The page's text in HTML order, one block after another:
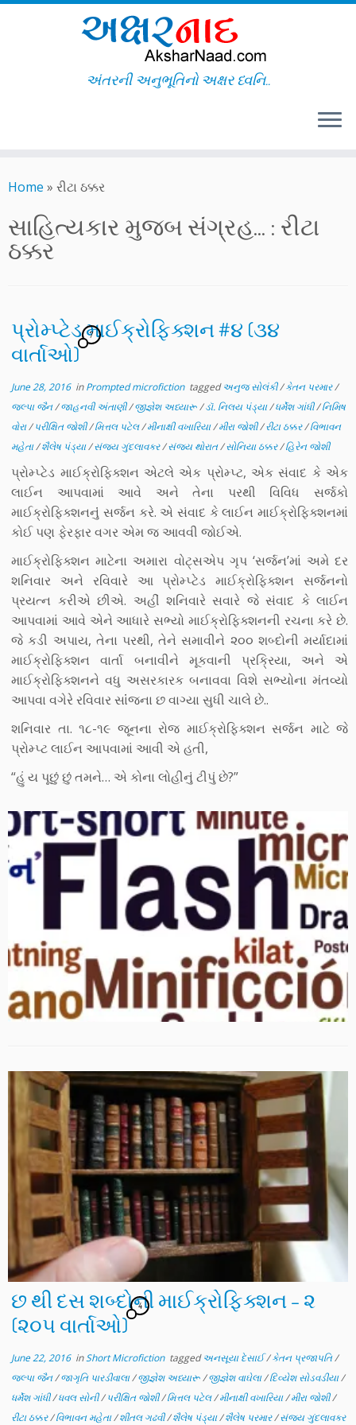
to
અંતરની અનુભૂતિનો અક્ષર ધ્વનિ..
Home » રીટા ઠક્કર
સાહિત્યકાર મુજબ સંગ્રહ... : રીટા
ઠક્કર
પ્રોમ્પ્ટેડ માઈક્રોફિક્શન #૪ (૩૪
વાર્તાઓ)
7
June 28, 2016inPrompted microfiction taggedઅનુજ સોલંકી/કેતન પરમાર/
જલ્પા જૈન/જાહનવી અંતાણી/જીજ્ઞેશ અધ્યારૂ/ડૉ. નિલય પંડ્યા/ધર્મેશ ગાંધી/નિમિષ
વોરા/પરીક્ષિત જોશી/મિત્તલ પટેલ/મીનાક્ષી વખારિયા/મીરા જોશી/રીટા ઠક્કર/વિભાવન
મહેતા/શૈલેષ પંડ્યા/સંજય ગુંદલાવકર/સંજય થોરાત/સોનિયા ઠક્કર/હિરેન જોશી
પ્રોમ્પ્ટેડ માઈક્રોફિક્શન એટલે એક પ્રોમ્પ્ટ, એક સંવાદ કે એક
લાઈન આપવામાં આવે અને તેના પરથી વિવિધ સર્જકો
માઈક્રોફિક્શનનુંં સર્જન કરે. એ સંવાદ કે લાઈન માઈક્રોફિક્શનમાં
કોઈ પણ ફેરફાર વગર એમ જ આવવી જોઈએ.
માઈક્રોફિક્શન માટેના અમારા વોટ્સએપ ગૃપ ‘સર્જન’માં અમે દર
શનિવાર અને રવિવારે આ પ્રોમ્પ્ટેડ માઈક્રોફિક્શન સર્જનનો
પ્રયત્ન કરીએ છીએ. અહીં શનિવારે સવારે જે સંવાદ કે લાઈન
આપવામાં આવે એને આધારે સભ્યો માઈક્રોફિક્શનની રચના કરે છે.
જે કડી અપાય, તેના પરથી, તેને સમાવીને ૨૦૦ શબ્દોની મર્યાદામાં
માઈક્રોફિક્શન વાર્તા બનાવીને મૂકવાની પ્રક્રિયા, અને એ
માઈક્રોફિક્શનને વધુ અસરકારક બનાવવા વિશે સભ્યોના મંતવ્યો
આપવા વગેરે રવિવાર સાંંજના છ વાગ્યા સુધી ચાલે છે..
શનિવાર તા. ૧૮-૧૯ જૂનના રોજ માઈક્રોફિક્શન સર્જન માટે જે
પ્રોમ્પ્ટ લાઈન આપવામાં આવી એ હતી,
“હું ય પૂછું છું તમને… એ કોના લોહીનું ટીપું છે?”
છ થી દસ શબ્દોની માઈક્રોફિક્શન – ૨
(૨૦૫ વાર્તાઓ)
4
June 22, 2016inShort Microfiction taggedઅનસૂયા દેસાઈ/કેતન પ્રજાપતિ/
જલ્પા જૈન/જાગૃતિ પારડીવાલા/જીજ્ઞેશ અધ્યારૂ/જીજ્ઞેશ વાઘેલા/દિવ્યેશ સોડવડીયા/
ધર્મેશ ગાંધી/ધવલ સોની/પરીક્ષિત જોશી/મિત્તલ પટેલ/મીનાક્ષી વખારિયા/મીરા જોશી/
રીટા ઠક્કર/વિભાવન મહેતા/શીતલ ગઢવી/શૈલેષ પંડ્યા/શૈલેષ પરમાર/સંજય ગુંદલાવકર